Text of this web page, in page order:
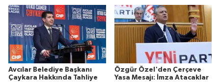
Avcılar Belediye Başkanı
Çaykara Hakkında Tahliye
Özgür Özel'den Çerçeve
Yasa Mesajı: İmza Atacaklar